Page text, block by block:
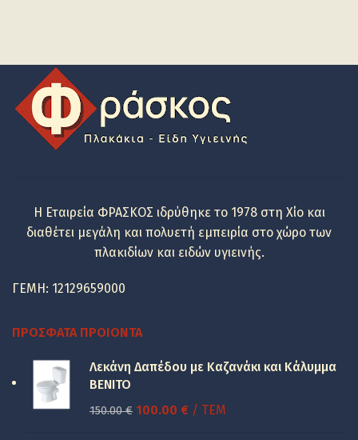
Η Εταιρεία ΦΡΑΣΚΟΣ ιδρύθηκε το 1978 στη Χίο και
διαθέτει μεγάλη και πολυετή εμπειρία στο χώρο των
πλακιδίων και ειδών υγιεινής.
ΓΕΜΗ: 12129659000
ΠΡΌΣΦΑΤΑ ΠΡΟΙΌΝΤΑ
Λεκάνη Δαπέδου με Καζανάκι και Κάλυμμα
BENITO
150.00€ Original
100.00 €Η/ ΤΕΜ